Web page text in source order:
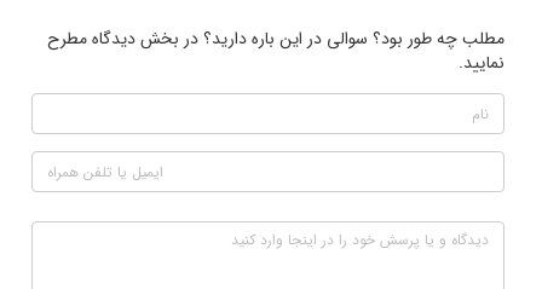
مطلب چه طور بود؟ سوالی در این باره دارید؟ در بخش دیدگاه مطرح
نمایید.